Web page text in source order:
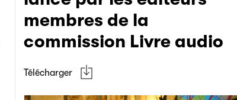
membres de la
commission Livre audio
Télécharger